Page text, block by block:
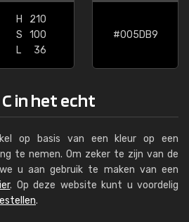
H
210
S
100
L
36
#005DB9
in het echt
op basis van een kleur op een
te nemen. Om zeker te zijn van de
u aan gebruik te maken van een
. Op deze website kunt u voordelig
.